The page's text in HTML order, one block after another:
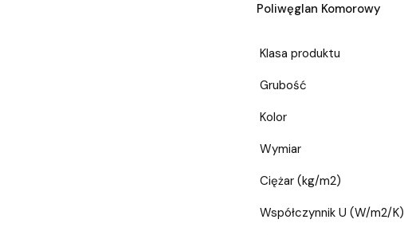
Poliwęglan Komorowy
Klasa produktu
Grubość
Kolor
Wymiar
Ciężar (kg/m2)
Współczynnik U (W/m2/K)